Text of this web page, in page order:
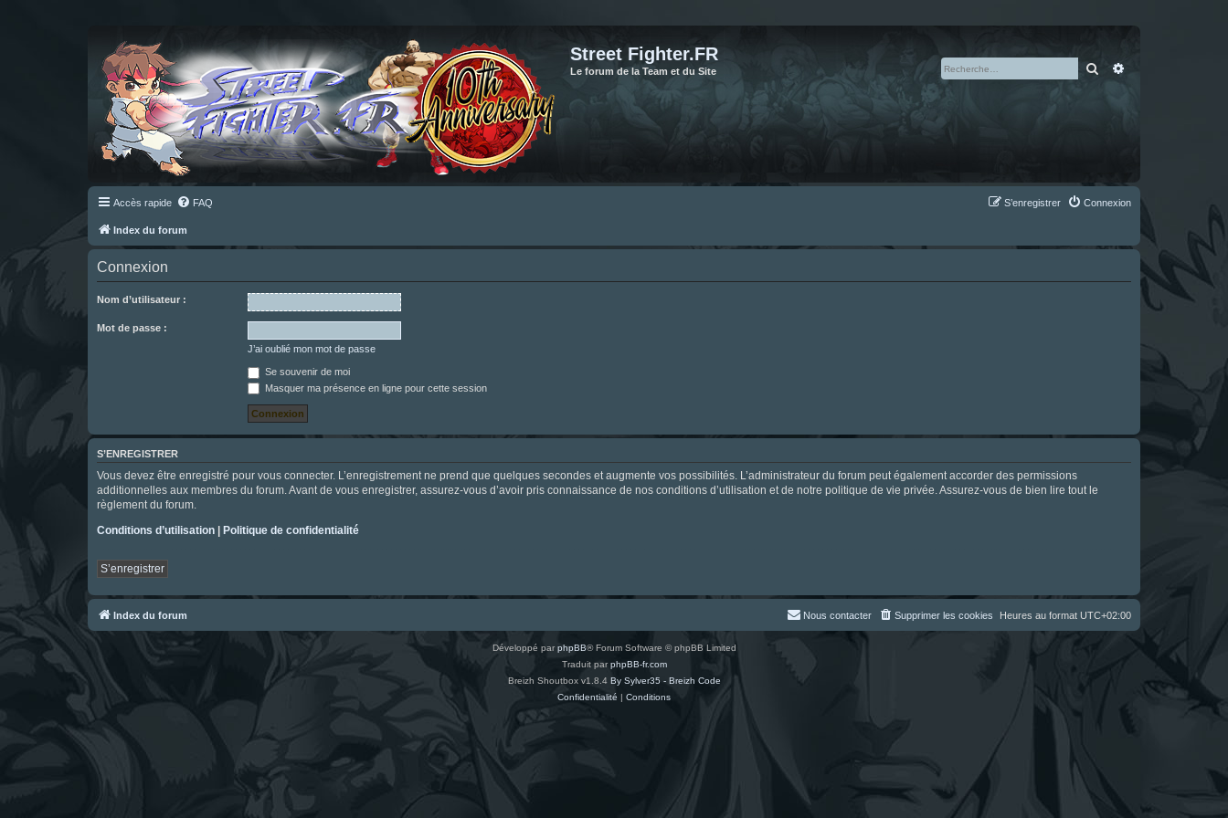
Street Fighter.FR
Le forum de la Team et du Site Rechercher
Accès rapide FAQ Connexion
S’enregistrer
Index du forum
Connexion
Nom d’utilisateur :
Mot de passe :
J’ai oublié mon mot de passe
Se souvenir de moi
Masquer ma présence en ligne pour cette session
S’ENREGISTRER
Vous devez être enregistré pour vous connecter. L’enregistrement ne prend que quelques secondes et augmente vos possibilités. L’administrateur du forum peut également accorder des permissions
additionnelles aux membres du forum. Avant de vous enregistrer, assurez-vous d’avoir pris connaissance de nos conditions d’utilisation et de notre politique de vie privée. Assurez-vous de bien lire tout le
règlement du forum.
Conditions d’utilisation | Politique de confidentialité
S’enregistrer
Index du forum Heures au format UTC+02:00
Supprimer les cookies
Nous contacter
Développé par phpBB® Forum Software © phpBB Limited
Traduit parphpBB-fr.com
Breizh Shoutbox v1.8.4 By Sylver35 - Breizh Code
Confidentialité | Conditions